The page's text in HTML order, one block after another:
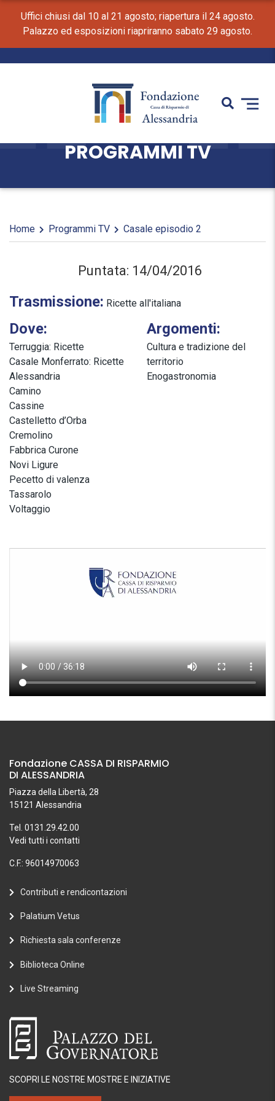
Uffici chiusi dal 10 al 21 agosto; riapertura il 24 agosto.
Palazzo ed esposizioni riapriranno sabato 29 agosto.
PROGRAMMI TV
Home Programmi TV Casale episodio 2
Puntata: 14/04/2016
Trasmissione: Ricette all'italiana
Dove:
Terruggia: Ricette
Casale Monferrato: Ricette
Alessandria
Camino
Cassine
Castelletto d’Orba
Cremolino
Fabbrica Curone
Novi Ligure
Pecetto di valenza
Tassarolo
Voltaggio
Argomenti:
Cultura e tradizione del
territorio
Enogastronomia
Fondazione CASSA DI RISPARMIO
DI ALESSANDRIA
Piazza della Libertà, 28
15121 Alessandria
Tel. 0131.29.42.00
Vedi tutti i contatti
C.F.: 96014970063
Contributi e rendicontazioni
Palatium Vetus
Richiesta sala conferenze
Biblioteca Online
Live Streaming
SCOPRI LE NOSTRE MOSTRE E INIZIATIVE